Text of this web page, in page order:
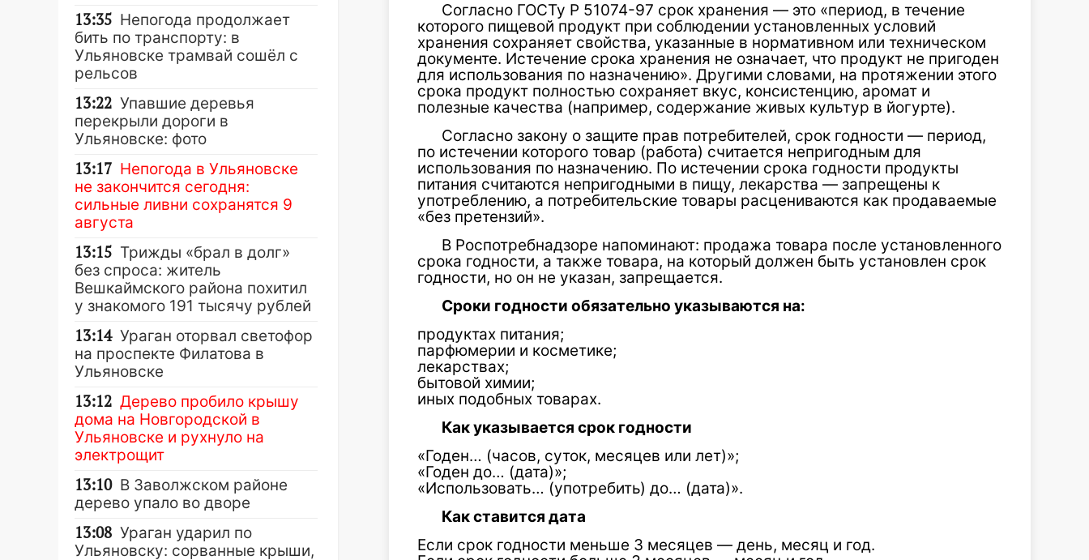
Согласно ГОСТу Р 51074-97 срок хранения — это «период, в течение
которого пищевой продукт при соблюдении установленных условий
хранения сохраняет свойства, указанные в нормативном или техническом
документе. Истечение срока хранения не означает, что продукт не пригоден
для использования по назначению». Другими словами, на протяжении этого
срока продукт полностью сохраняет вкус, консистенцию, аромат и
полезные качества (например, содержание живых культур в йогурте).
Согласно закону о защите прав потребителей, срок годности — период,
по истечении которого товар (работа) считается непригодным для
использования по назначению. По истечении срока годности продукты
питания считаются непригодными в пищу, лекарства — запрещены к
употреблению, а потребительские товары расцениваются как продаваемые
«без претензий».
В Роспотребнадзоре напоминают: продажа товара после установленного
срока годности, а также товара, на который должен быть установлен срок
годности, но он не указан, запрещается.
Сроки годности обязательно указываются на:
продуктах питания;
парфюмерии и косметике;
лекарствах;
бытовой химии;
иных подобных товарах.
Как указывается срок годности
«Годен… (часов, суток, месяцев или лет)»;
«Годен до… (дата)»;
«Использовать… (употребить) до… (дата)».
Как ставится дата
Если срок годности меньше 3 месяцев — день, месяц и год.
13:35 Непогода продолжает
бить по транспорту: в
Ульяновске трамвай сошёл с
рельсов
13:22 Упавшие деревья
перекрыли дороги в
Ульяновске: фото
13:17 Непогода в Ульяновске
не закончится сегодня:
сильные ливни сохранятся 9
августа
13:15 Трижды «брал в долг»
без спроса: житель
Вешкаймского района похитил
у знакомого 191 тысячу рублей
13:14 Ураган оторвал светофор
на проспекте Филатова в
Ульяновске
13:12 Дерево пробило крышу
дома на Новгородской в
Ульяновске и рухнуло на
электрощит
13:10 В Заволжском районе
дерево упало во дворе
13:08 Ураган ударил по
Ульяновску: сорванные крыши,